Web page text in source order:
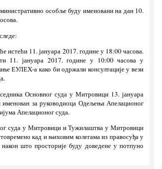
особље буду именовани на дан 10.
истећи 11. јануара 2017. године у 18:00 часова.
11. јануара 2017. године у 10:00 часова у
ЕУЛЕX-а како би одржали консултације у вези
Основног суда у Митровици 13. јануара
за руководиоца Одељења Апелационог
Апелационог суда.
суда у Митровици и Тужилаштва у Митровици
кад и њиховим колегама из правосуђа у
што просторије буду доведене у потпуно